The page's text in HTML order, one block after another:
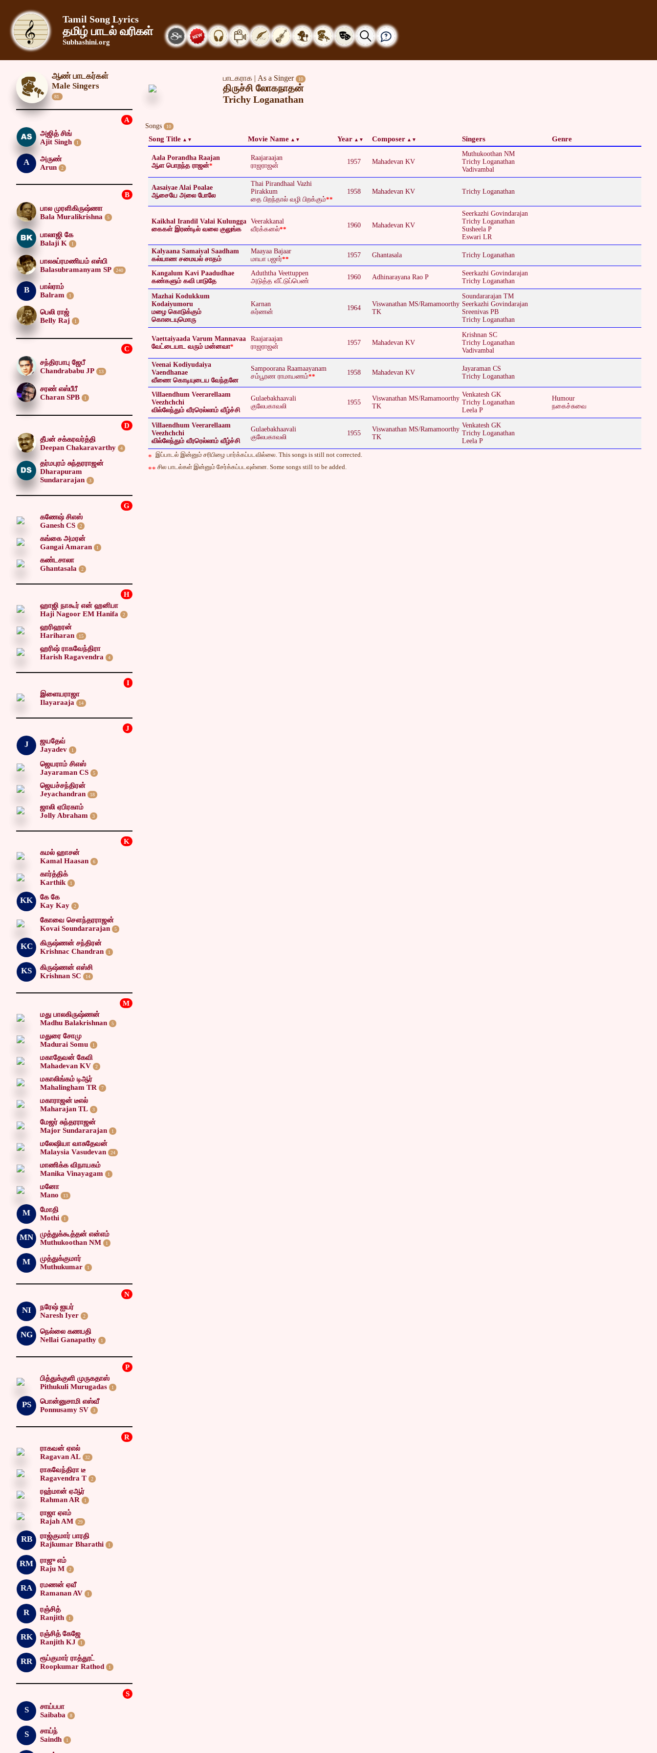
Tamil Song Lyrics
தமிழ் பாடல் வரிகள்
Subhashini.org
ஆண் பாடகர்கள்
Male Singers
81
A
அஜித் சிங்
Ajit Singh
1
A
அருண்
Arun
2
B
பால முரளிகிருஷ்ணா
Bala Muralikrishna
5
பாலாஜி கே
Balaji K
1
பாலசுப்ரமணியம் எஸ்பி
Balasubramanyam SP
240
B
பால்ராம்
Balram
1
பெலி ராஜ்
Belly Raj
1
C
சந்திரபாபு ஜேபீ
Chandrababu JP
13
சரண் எஸ்பீபீ
Charan SPB
1
D
தீபன் சக்கரவர்த்தி
Deepan Chakaravarthy
4
தர்மபுரம் சுந்தரராஜன்
Dharapuram
Sundararajan
3
G
கணேஷ் சிஎஸ்
Ganesh CS
2
கங்கை அமரன்
Gangai Amaran
1
கண்டசாலா
Ghantasala
2
H
ஹாஜி நாகூர் என் ஹனிபா
Haji Nagoor EM Hanifa
2
ஹரிஹரன்
Hariharan
15
ஹரிஷ் ராகவேந்திரா
Harish Ragavendra
4
I
இளையராஜா
Ilayaraaja
14
J
J
ஜயதேவ்
Jayadev
1
ஜெயராம் சிஎஸ்
Jayaraman CS
5
ஜெயச்சந்திரன்
Jeyachandran
18
ஜாலி ஏபிரகாம்
Jolly Abraham
3
K
கமல் ஹாசன்
Kamal Haasan
6
கார்த்திக்
Karthik
1
KK
கே கே
Kay Kay
2
கோவை சௌந்தரராஜன்
Kovai Soundararajan
5
KC
கிருஷ்ணன் சந்திரன்
Krishnac Chandran
1
KS
கிருஷ்ணன் எஸ்சி
Krishnan SC
14
M
மது பாலகிருஷ்ணன்
Madhu Balakrishnan
5
மதுரை சோமு
Madurai Somu
1
மகாதேவன் கேவி
Mahadevan KV
2
மகாலிங்கம் டிஆர்
Mahalingham TR
7
மகாராஜன் டீஎல்
Maharajan TL
3
மேஜர் சுந்தரராஜன்
Major Sundararajan
1
மலேஷியா வாசுதேவன்
Malaysia Vasudevan
24
மாணிக்க விநாயகம்
Manika Vinayagam
1
மனோ
Mano
13
M
மோதி
Mothi
1
MN
முத்துக்கூத்தன் என்எம்
Muthukoothan NM
1
M
முத்துக்குமார்
Muthukumar
1
N
NI
நரேஷ் ஐயர்
Naresh Iyer
2
NG
நெல்லை கணபதி
Nellai Ganapathy
1
P
பித்துக்குளி முருகதாஸ்
Pithukuli Murugadas
1
PS
பொன்னுசாமி எஸ்வீ
Ponnusamy SV
3
R
ராகவன் ஏஎல்
Ragavan AL
32
ராகவேந்திரா டீ
Ragavendra T
2
ரஹ்மான் ஏஆர்
Rahman AR
1
ராஜா ஏஎம்
Rajah AM
29
RB
ராஜ்குமார் பாரதி
Rajkumar Bharathi
1
RM
ராஜு எம்
Raju M
2
RA
ரமணன் ஏவீ
Ramanan AV
1
R
ரஞ்சித்
Ranjith
1
RK
ரஞ்சித் கேஜே
Ranjith KJ
1
RR
ரூப்குமார் ராத்தூட்
Roopkumar Rathod
1
S
S
சாய்பபா
Saibaba
8
S
சாய்ந்
Saindh
1
பாடகராக | As a Singer 10
திருச்சி லோகநாதன்
Trichy Loganathan
Songs 10
Song Title Movie Name Year Composer Singers Genre
Aala Porandha Raajan
ஆள பொறந்த ராஜன்*
Raajaraajan
ராஜராஜன்
1957 Mahadevan KV
Muthukoothan NM
Trichy Loganathan
Vadivambal
Aasaiyae Alai Poalae
ஆசையே அலை போலே
Thai Pirandhaal Vazhi
Pirakkum
தை பிறந்தால் வழி பிறக்கும்**
1958 Mahadevan KV Trichy Loganathan
Kaikhal Irandil Valai Kulungga
கைகள் இரண்டில் வலை குலுங்க
Veerakkanal
வீரக்கனல்**
1960 Mahadevan KV
Seerkazhi Govindarajan
Trichy Loganathan
Susheela P
Eswari LR
Kalyaana Samaiyal Saadham
கல்யாண சமையல் சாதம்
Maayaa Bajaar
மாயா பஜார்**
1957 Ghantasala Trichy Loganathan
Kangalum Kavi Paadudhae
கண்களும் கவி பாடுதே
Aduththa Veettuppen
அடுத்த வீட்டுப்பெண்
1960 Adhinarayana Rao P
Seerkazhi Govindarajan
Trichy Loganathan
Mazhai Kodukkum
Kodaiyumoru
மழை கொடுக்கும்
கொடையுமொரு
Karnan
கர்ணன்
1964
Viswanathan MS/Ramamoorthy
TK
Soundararajan TM
Seerkazhi Govindarajan
Sreenivas PB
Trichy Loganathan
Vaettaiyaada Varum Mannavaa
வேட்டையாட வரும் மன்னவா*
Raajaraajan
ராஜராஜன்
1957 Mahadevan KV
Krishnan SC
Trichy Loganathan
Vadivambal
Veenai Kodiyudaiya
Vaendhanae
வீணை கொடியுடைய வேந்தனே
Sampoorana Raamaayanam
சம்பூரண ராமாயணம்**
1958 Mahadevan KV
Jayaraman CS
Trichy Loganathan
Villaendhum Veerarellaam
Veezhchchi
வில்லேந்தும் வீரரெல்லாம் வீழ்ச்சி
Gulaebakhaavali
குலேபகாவலி
1955
Viswanathan MS/Ramamoorthy
TK
Venkatesh GK
Trichy Loganathan
Leela P
Humour
நகைச்சுவை
Villaendhum Veerarellaam
Veezhchchi
வில்லேந்தும் வீரரெல்லாம் வீழ்ச்சி
Gulaebakhaavali
குலேபகாவலி
1955
Viswanathan MS/Ramamoorthy
TK
Venkatesh GK
Trichy Loganathan
Leela P
* இப்பாடல் இன்னும் சரிபிழை பார்க்கப்படவில்லை. This songs is still not corrected.
** சில பாடல்கள் இன்னும் சேர்க்கப்படவுள்ளன. Some songs still to be added.